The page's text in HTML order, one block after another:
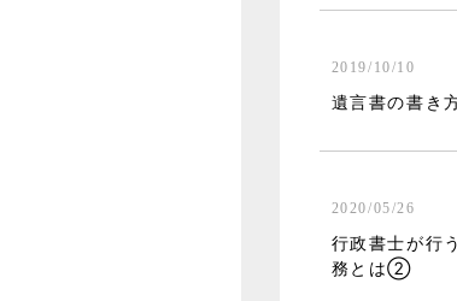
2019/10/10
遺言書の書き
2020/05/26
行政書士が行
務とは②